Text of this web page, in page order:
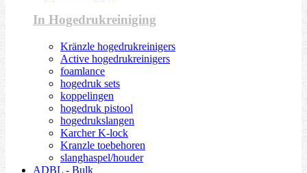
In Hogedrukreiniging
Kränzle hogedrukreinigers
Active hogedrukreinigers
foamlance
hogedruk sets
koppelingen
hogedruk pistool
hogedrukslangen
Karcher K-lock
Kranzle toebehoren
slanghaspel/houder
ADBL - Bulk